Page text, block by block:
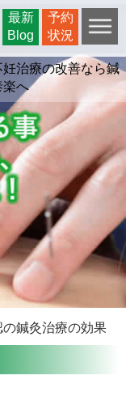
治療の改善なら鍼
楽へ
鍼灸治療の効果
最新
Blog
予約
状況
最新
Blog
予約
状況